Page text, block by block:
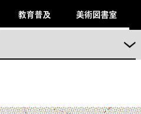
教育普及 美術図書室